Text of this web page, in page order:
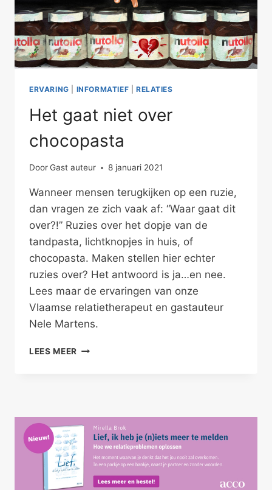
ERVARING INFORMATIEF RELATIES
Het gaat niet over
chocopasta
DoorGast auteur 8 januari 2021
Wanneer mensen terugkijken op een ruzie,
dan vragen ze zich vaak af: “Waar gaat dit
over?!” Ruzies over het dopje van de
tandpasta, lichtknopjes in huis, of
chocopasta. Maken stellen hier echter
ruzies over? Het antwoord is ja…en nee.
Lees maar de ervaringen van onze
Vlaamse relatietherapeut en gastauteur
Nele Martens.
LEES MEER HET